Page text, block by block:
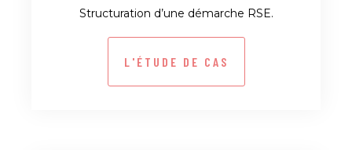
Structuration d’une démarche RSE.
L'ÉTUDE DE CAS